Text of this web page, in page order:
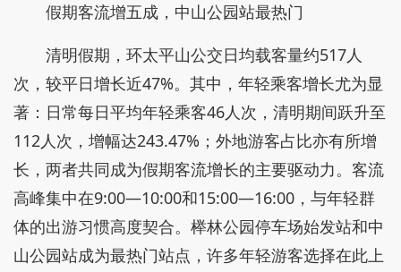
假期客流增五成，中山公园站最热门
清明假期，环太平山公交日均载客量约517人
次，较平日增长近47%。其中，年轻乘客增长尤为显
著：日常每日平均年轻乘客46人次，清明期间跃升至
112人次，增幅达243.47%；外地游客占比亦有所增
长，两者共同成为假期客流增长的主要驱动力。客流
高峰集中在9:00—10:00和15:00—16:00，与年轻群
体的出游习惯高度契合。榉林公园停车场始发站和中
山公园站成为最热门站点，许多年轻游客选择在此上